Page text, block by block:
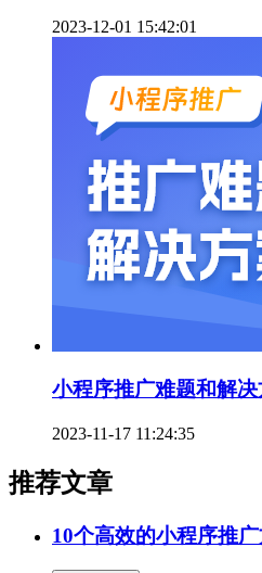
2023-12-01 15:42:01
小程序推广难题和解
2023-11-17 11:24:35
推荐文章
10个高效的小程序推